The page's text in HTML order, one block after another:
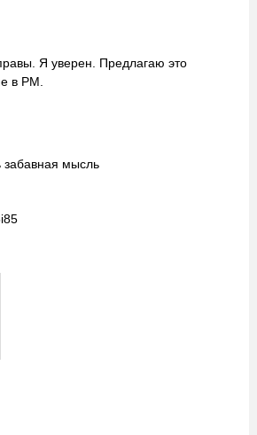
Я уверен. Предлагаю это
в PM.
забавная мысль